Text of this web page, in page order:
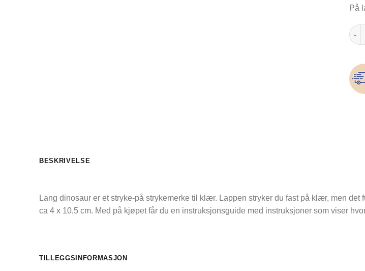
På
BESKRIVELSE
Lang dinosaur er et stryke-på strykemerke til klær. Lappen stryker du fast på klær, men
ca 4 x 10,5 cm. Med på kjøpet får du en instruksjonsguide med instruksjoner som viser
TILLEGGSINFORMASJON